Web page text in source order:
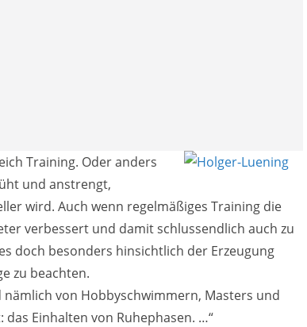
Training. Oder anders
und anstrengt,
wird. Auch wenn regelmäßiges Training die
verbessert und damit schlussendlich auch zu
doch besonders hinsichtlich der Erzeugung
zu beachten.
von Hobbyschwimmern, Masters und
Einhalten von Ruhephasen. …“